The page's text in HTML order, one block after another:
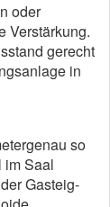
oder
Verstärkung.
gerecht
in
so
im Saal
Gasteig-